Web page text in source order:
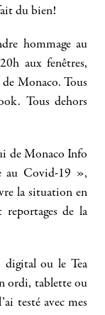
du bien!
hommage au
aux fenêtres,
de Monaco. Tous
Tous dehors
de Monaco Info
au Covid-19 »,
la situation en
de la
digital ou le Tea
ordi, tablette ou
testé avec mes